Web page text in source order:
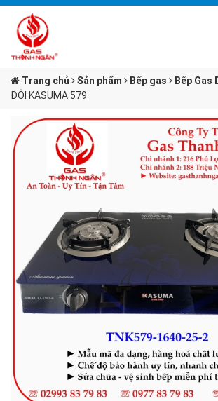
Trang chủ Sản phẩm Bếp gas Bếp Gas
ĐÔI KASUMA 579